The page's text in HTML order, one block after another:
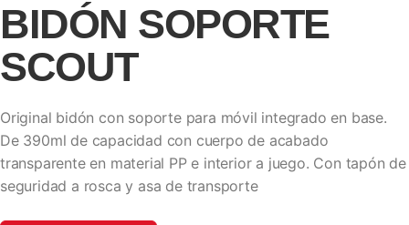
BIDÓN SOPORTE
SCOUT
Original bidón con soporte para móvil integrado en base.
De 390ml de capacidad con cuerpo de acabado
transparente en material PP e interior a juego. Con tapón de
seguridad a rosca y asa de transporte